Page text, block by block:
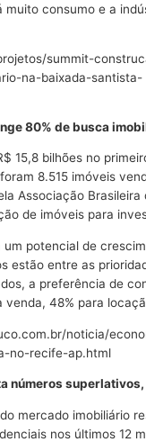
muito consumo e a
summit-
na-baixada-santista-
80% de busca
15,8 bilhões no
8.515 imóveis
Associação
de imóveis para
potencial de
estão entre as
a preferência de
venda, 48% para
noticia/
no-recife-ap.html
números superlativos,
mercado imobiliário
nos últimos 12